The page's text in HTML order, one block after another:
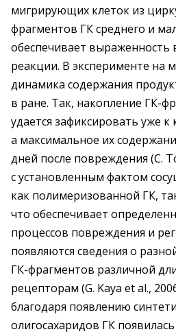
мигрирующих клеток из
фрагментов ГК среднего и
обеспечивает выраженность
реакции. В эксперименте на
динамика содержания
в ране. Так, накопление ГК-
удается зафиксировать уже к
а максимальное их
дней после повреждения (C.
с установленным фактом
как полимеризованной ГК,
что обеспечивает
процессов повреждения и
появляются сведения о
ГК-фрагментов различной
рецепторам (G. Kaya et al.,
благодаря появлению
олигосахаридов ГК